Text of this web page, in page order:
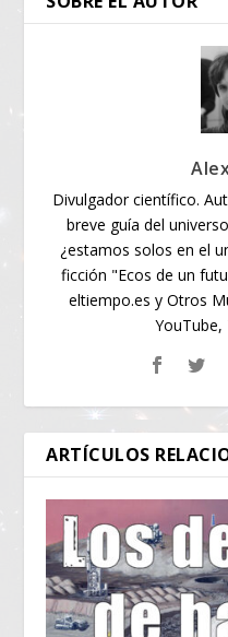
Divulgador científico.
breve guía del
¿estamos solos en el
ficción "Ecos de un
eltiempo.es y Otros
YouTube,
ARTÍCULOS